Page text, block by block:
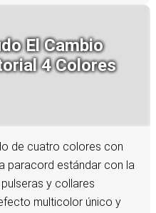
El Cambio
4 Colores
de cuatro colores con
paracord estándar con la
y collares
multicolor único y